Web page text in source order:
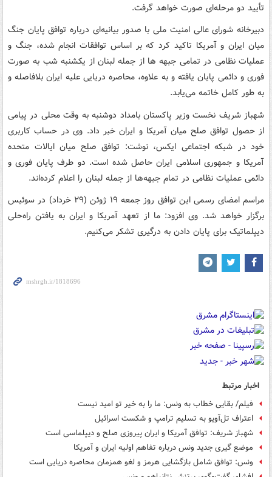
تأیید دو مرحله‌ای صورت خواهد گرفت.
دبیرخانه شورای عالی امنیت ملی با صدور بیانیه‌ای درباره توافق پایان جنگ
میان ایران و آمریکا تاکید کرد که بر اساس توافقات انجام شده، جنگ و
عملیات نظامی در تمامی جبهه ها از جمله لبنان از یکشنبه شب به صورت
فوری و دائمی پایان یافته و به علاوه، محاصره دریایی علیه ایران بلافاصله و
به طور کامل خاتمه می‌یابد.
شهباز شریف نخست‌ وزیر پاکستان بامداد دوشنبه به وقت محلی در پیامی
از حصول توافق صلح میان آمریکا و ایران خبر داد. وی در حساب کاربری
خود در شبکه اجتماعی ایکس، نوشت: توافق صلح میان ایالات متحده
آمریکا و جمهوری اسلامی ایران حاصل شده است. دو طرف پایان فوری و
دائمی عملیات نظامی در تمام جبهه‌ها از جمله لبنان را اعلام کرده‌اند.
مراسم امضای رسمی این توافق روز جمعه ۱۹ ژوئن (۲۹ خرداد) در سوئیس
برگزار خواهد شد. وی افزود: ما از تعهد آمریکا و ایران به یافتن راه‌حلی
دیپلماتیک برای پایان دادن به درگیری تشکر می‌کنیم.
اخبار مرتبط
فیلم/ بقایی خطاب به ونس: ما را به خیر تو امید نیست
اعتراف تل‌آویو به تسلیم ترامپ و شکست اسرائیل
شهباز شریف: توافق آمریکا و ایران پیروزی صلح و دیپلماسی است
موضع گیری جدید ونس درباره تفاهم اولیه ایران و آمریکا
ونس: توافق شامل بازگشایی هرمز و لغو همزمان محاصره دریایی است